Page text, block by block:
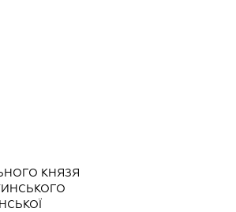
КНЯЗЯ